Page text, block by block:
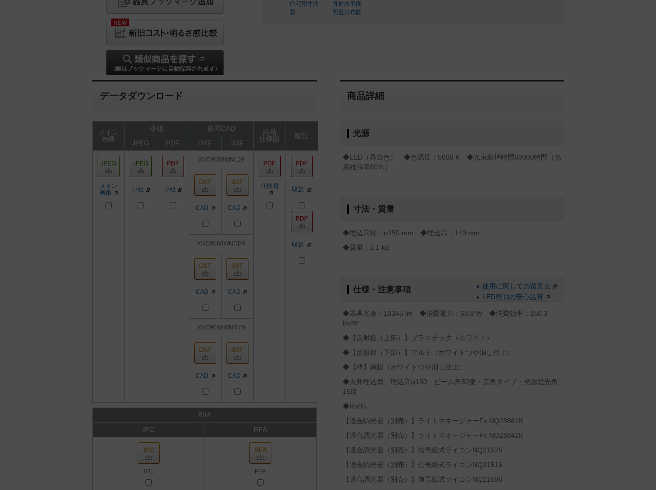
住宅用寸法
図
直射水平面
照度分布図
データダウンロード
メイン
画像
小組 姿図CAD
商品
仕様図
取説
JPEG
PDF DXF SXF
メイン
画像
小組 小組
XND9068WNLJ9
仕様図 取説
取説
CAD CAD
XND9068WNDD9
CAD CAD
XND9068WNRY9
CAD CAD
BIM
IFC
RFA
IFC RFA
商品詳細
光源
◆LED（昼白色） ◆色温度：5000 K ◆光束維持時間60000時間（光
束維持率80％）
寸法・質量
◆埋込穴径：φ150 mm ◆埋込高：140 mm
◆質量：1.1 kg
仕様・注意事項
使用に関しての留意点
LED照明の安心品質
◆器具光束：10345 lm ◆消費電力：68.8 W ◆消費効率：150.3
lm/W
◆【反射板（上部）】プラスチック（ホワイト）
◆【反射板（下部）】アルミ（ホワイトつや消し仕上）
◆【枠】鋼板（ホワイトつや消し仕上）
◆天井埋込型、埋込穴φ150、ビーム角50度・広角タイプ・光源遮光角
15度
◆Ra85
【適合調光器（別売）】ライトマネージャーFx NQ28861K
【適合調光器（別売）】ライトマネージャーFx NQ28841K
【適合調光器（別売）】信号線式ライコンNQ21526
【適合調光器（別売）】信号線式ライコンNQ21516
【適合調光器（別売）】信号線式ライコンNQ21506